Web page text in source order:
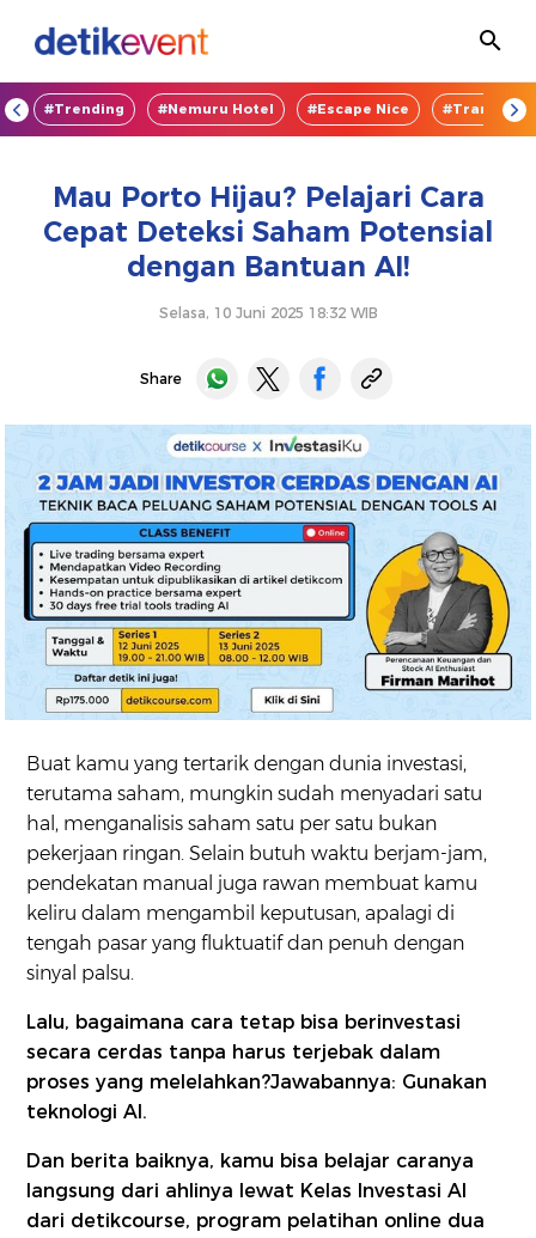
#Trending #Nemuru Hotel #Escape Nice
Mau Porto Hijau? Pelajari Cara
Cepat Deteksi Saham Potensial
dengan Bantuan AI!
Selasa, 10 Juni 2025 18:32 WIB
Share
Buat kamu yang tertarik dengan dunia investasi,
terutama saham, mungkin sudah menyadari satu
hal, menganalisis saham satu per satu bukan
pekerjaan ringan. Selain butuh waktu berjam-jam,
pendekatan manual juga rawan membuat kamu
keliru dalam mengambil keputusan, apalagi di
tengah pasar yang fluktuatif dan penuh dengan
sinyal palsu.
Lalu, bagaimana cara tetap bisa berinvestasi
secara cerdas tanpa harus terjebak dalam
proses yang melelahkan?Jawabannya: Gunakan
teknologi AI.
Dan berita baiknya, kamu bisa belajar caranya
langsung dari ahlinya lewat Kelas Investasi AI
dari detikcourse, program pelatihan online dua